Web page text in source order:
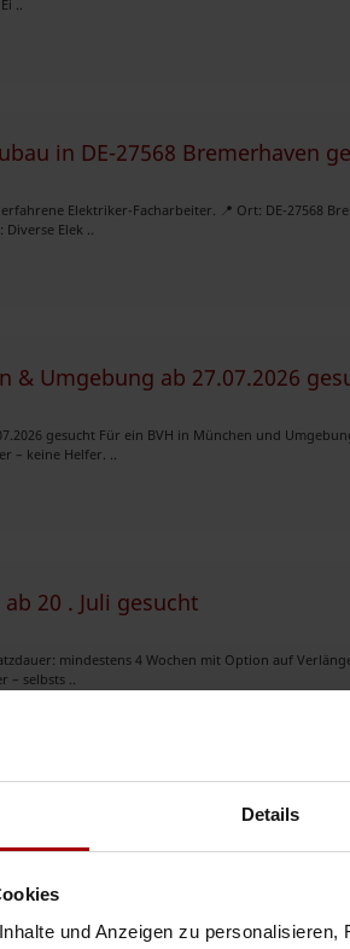
Details
und Anzeigen zu
..
in DE-27568 Bremerhaven ge
Elektriker-Facharbeiter. 📍 Ort: DE-27568
Elek ..
& Umgebung ab 27.07.2026
gesucht Für ein BVH in München und
– keine Helfer. ..
20 . Juli gesucht
mindestens 4 Wochen mit Option auf
selbsts ..
24 bis 30 m². Das Material wird bauseits zur